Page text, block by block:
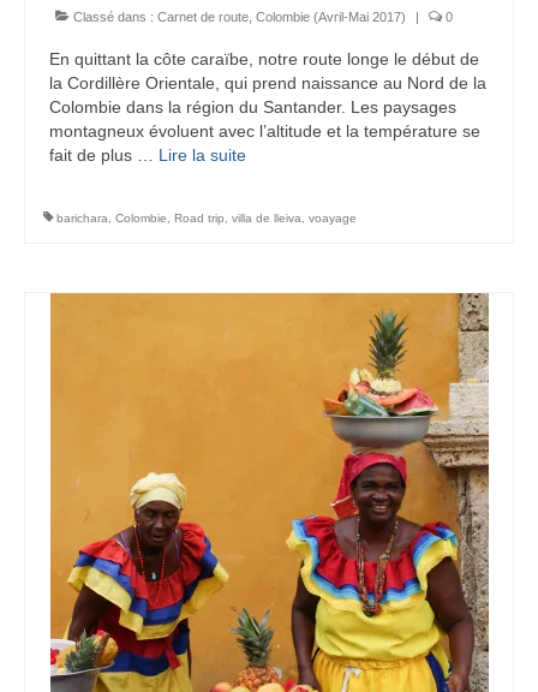
Classé dans : Carnet de route Colombie (Avril-Mai 2017) | 0
En quittant la côte caraïbe, notre route longe le début de
la Cordillère Orientale, qui prend naissance au Nord de la
Colombie dans la région du Santander. Les paysages
montagneux évoluent avec l’altitude et la température se
fait de plus … Lire la suite­­
barichara Colombie Road trip villa de lleiva voayage